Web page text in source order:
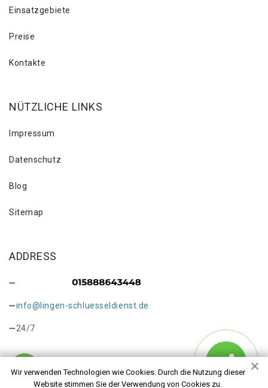
Wir verwenden Technologien wie Cookies. Durch die Nutzung dieser
Website stimmen Sie der Verwendung von Cookies zu.
Einsatzgebiete
Preise
Kontakte
NÜTZLICHE LINKS
Impressum
Datenschutz
Blog
Sitemap
ADDRESS
info@lingen-schluesseldienst.de
24/7